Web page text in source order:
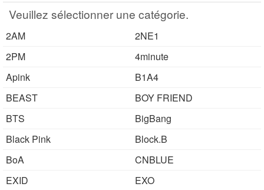
부를 위해 일본드라마나 영화 애니메..
Veuillez sélectionner une catégorie.
2AM
2NE1
2PM
4minute
Apink
B1A4
BEAST
BOY FRIEND
BTS
BigBang
Black Pink
Block.B
BoA
CNBLUE
EXID
EXO